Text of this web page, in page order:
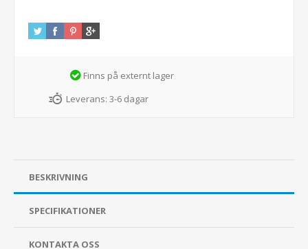
Finns på externt lager
Leverans: 3-6 dagar
BESKRIVNING
SPECIFIKATIONER
KONTAKTA OSS